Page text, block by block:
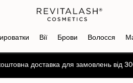
Вії Брови Волосся
промокод на знижку -10% на перше